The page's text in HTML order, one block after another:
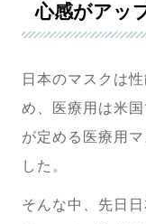
心感がアッ
日本のマスクは
め、医療用は米
が定める医療用
した。
そんな中、先日